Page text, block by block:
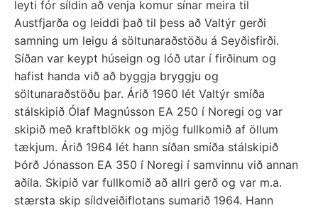
leyti fór síldin að venja komur sínar meira til
Austfjarða og leiddi það til þess að Valtýr gerði
samning um leigu á söltunaraðstöðu á Seyðisfirði.
Síðan var keypt húseign og lóð utar í firðinum og
hafist handa við að byggja bryggju og
söltunaraðstöðu þar. Árið 1960 lét Valtýr smíða
stálskipið Ólaf Magnússon EA 250 í Noregi og var
skipið með kraftblökk og mjög fullkomið af öllum
tækjum. Árið 1964 lét hann síðan smíða stálskipið
Þórð Jónasson EA 350 í Noregi í samvinnu við annan
aðila. Skipið var fullkomið að allri gerð og var m.a.
stærsta skip síldveiðiflotans sumarið 1964. Hann